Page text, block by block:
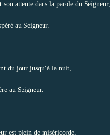
son attente dans la parole du Seigneur,
au Seigneur.
du jour jusqu’à la nuit,
au Seigneur.
est plein de miséricorde,